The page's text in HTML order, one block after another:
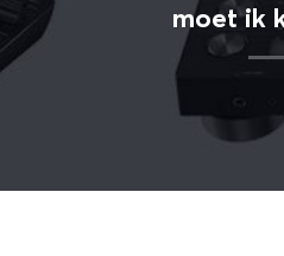
moet ik